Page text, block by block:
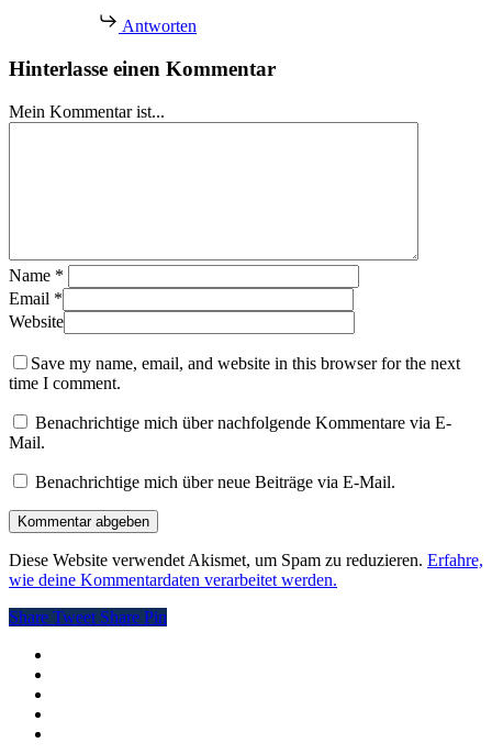
Antworten
Hinterlasse einen Kommentar
Mein Kommentar ist...
Name *
Email *
Website
Save my name, email, and website in this browser for the next
time I comment.
Benachrichtige mich über nachfolgende Kommentare via E-
Mail.
Benachrichtige mich über neue Beiträge via E-Mail.
Diese Website verwendet Akismet, um Spam zu reduzieren. Erfahre,
wie deine Kommentardaten verarbeitet werden.
Share Tweet Share Pin